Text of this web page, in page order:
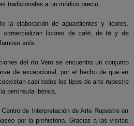
tradicionales a un módico precio.
la elaboración de aguardientes y licores.
comercializan licores de café, de té y de
anís.
del río Vero se encuentra un conjunto
de excepcional, por el hecho de que en
casi todos los tipos de arte rupestre
península ibérica.
de Interpretación de Arte Rupestre en
por la prehistoria. Gracias a las visitas